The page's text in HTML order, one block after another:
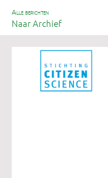
alle berichten
Naar Archief